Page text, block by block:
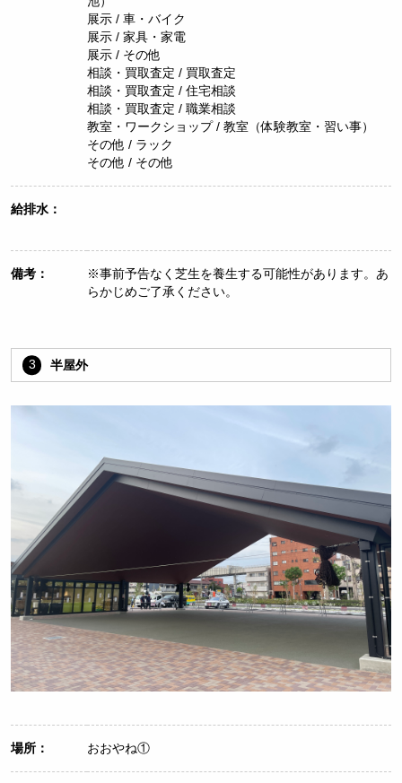
展示 / 車・バイク
展示 / 家具・家電
展示 / その他
相談・買取査定 / 買取査定
相談・買取査定 / 住宅相談
相談・買取査定 / 職業相談
教室・ワークショップ / 教室（体験教室・習い事）
その他 / ラック
その他 / その他
給排水：
備考：
※事前予告なく芝生を養生する可能性があります。あ
らかじめご了承ください。
3 半屋外
場所： おおやね①